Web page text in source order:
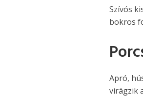
Szívós
bokros
Apró,
virágzik